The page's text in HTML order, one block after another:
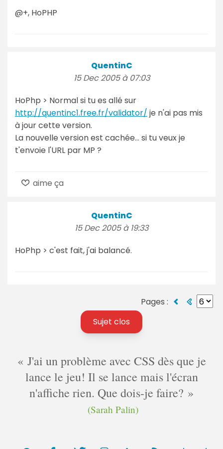
@+, HoPHP
QuentinC
15 Dec 2005 à 07:03
HoPhp > Normal si tu es allé sur
http://quentinc1.free.fr/validator/ je n'ai pas mis
à jour cette version.
La nouvelle version est cachée... si tu veux je
t'envoie l'URL par MP ?
aime ça
QuentinC
15 Dec 2005 à 19:33
HoPhp > c'est fait, j'ai balancé.
Pages :
Sujet clos
J'ai un problème avec CSS dès que je
lance le jeu! Il se lance mais l'écran
n'affiche rien. Que dois-je faire?
(Sarah Palin)